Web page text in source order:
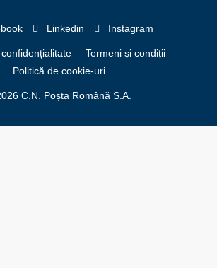
Linkedin Instagram
Termeni și condiții
Politică de cookie-uri
C.N. Poșta Română S.A.